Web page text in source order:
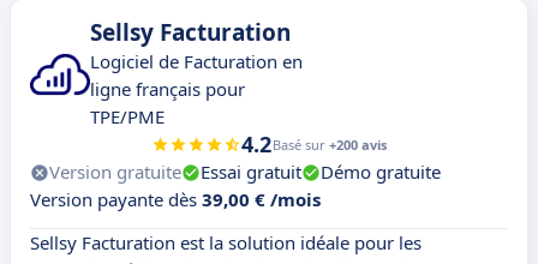
Sellsy Facturation
Logiciel de Facturation en
ligne français pour
TPE/PME
4.2Basé sur +200 avis
Version gratuite Essai gratuit
Démo gratuite
Version payante dès 39,00 € /mois
Sellsy Facturation est la solution idéale pour les